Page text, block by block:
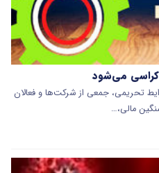
می‌شود
تحریمی، جمعی از شرکت‌ها و فعالان
مالی،…